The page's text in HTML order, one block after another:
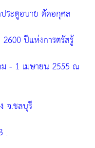
ระตูอบาย ตัดอกุศล
ปีแห่งการตรัสรู้
- 1 เมษายน 2555 ณ
จ.ชลบุรี
.